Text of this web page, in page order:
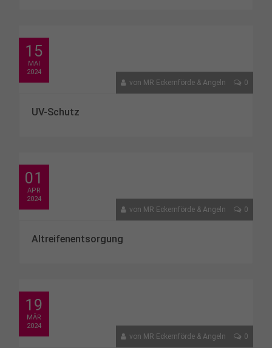
15
MAI
2024
von MR Eckernförde & Angeln 0
UV-Schutz
01
APR
2024
von MR Eckernförde & Angeln 0
Altreifenentsorgung
19
MÄR
2024
von MR Eckernförde & Angeln 0